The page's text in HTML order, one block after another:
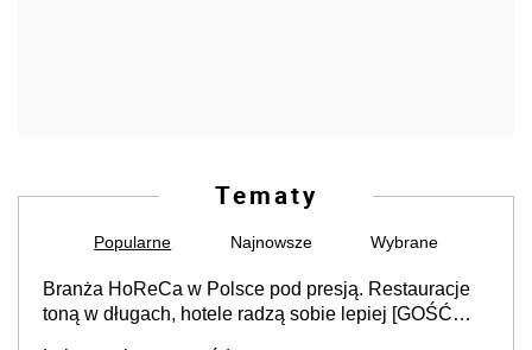
Tematy
Popularne Najnowsze Wybrane
Branża HoReCa w Polsce pod presją. Restauracje
toną w długach, hotele radzą sobie lepiej [GOŚĆ